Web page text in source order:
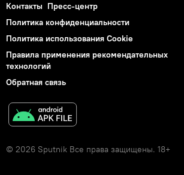
Контакты Пресс-центр
Политика конфиденциальности
Политика использования Cookie
Правила применения рекомендательных
технологий
Обратная связь
© 2026 Sputnik Все права защищены. 18+